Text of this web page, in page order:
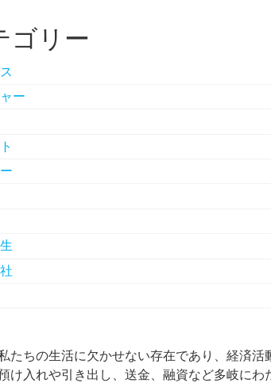
ゴリー
ー
たちの生活に欠かせない存在であり、経済活
け入れや引き出し、送金、融資など多岐に